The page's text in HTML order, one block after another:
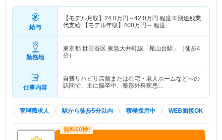
給与
【モデル月収】 24.0万円～42.0万円 程度※別途残業
代支給 【モデル年収】 400万円～ 程度
勤務地
東京都 世田谷区 東急大井町線「尾山台駅」（徒歩4
分）
仕事内容
自費リハビリ店舗または在宅・老人ホームなどへの
訪問で、主に脳卒中、整形外科疾患…
管理職求人 駅から徒歩5分以内 積極採用中 WEB面接OK